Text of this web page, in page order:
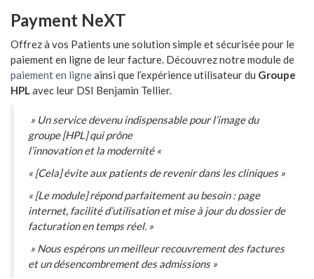
Payment NeXT
Offrez à vos Patients une solution simple et sécurisée pour le
paiement en ligne de leur facture. Découvrez notre module de
paiement en ligneainsi que l’expérience utilisateur du Groupe
HPLavec leur DSI Benjamin Tellier.
» Un service devenu indispensable pour l’image du
groupe [HPL] qui prône
l’innovation et la modernité «
« [Cela] évite aux patients de revenir dans les cliniques »
« [Le module] répond parfaitement au besoin : page
internet, facilité d’utilisation et mise à jour du dossier de
facturation en temps réel. »
» Nous espérons un meilleur recouvrement des factures
et un désencombrement des admissions »